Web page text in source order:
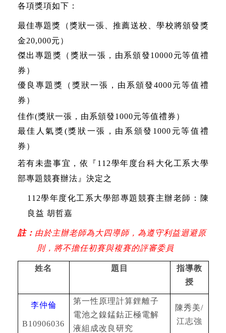
各項獎項如下：
最佳專題獎（獎狀一張、推薦送校、學校將頒發獎
金20,000元）
傑出專題獎（獎狀一張，由系頒發10000元等值禮
券）
優良專題獎（獎狀一張，由系頒發4000元等值禮
券）
佳作(獎狀一張，由系頒發1000元等值禮券）
最佳人氣獎(獎狀一張，由系頒發 1000 元等值禮
券）
若有未盡事宜，依『 112學年度台科大化工系大學
部專題競賽辦法』決定之
112學年度化工系大學部專題競賽主辦老師：陳
良益 胡哲嘉
註： 由於主辦老師為大四導師，為遵守利益迴避原
則，將不擔任初賽與複賽的評審委員
姓名 題目
指導教
授
李仲倫
B10906036
第一性原理計算鋰離子
電池之鎳錳鈷正極電解
液組成改良研究
陳秀美/
江志強